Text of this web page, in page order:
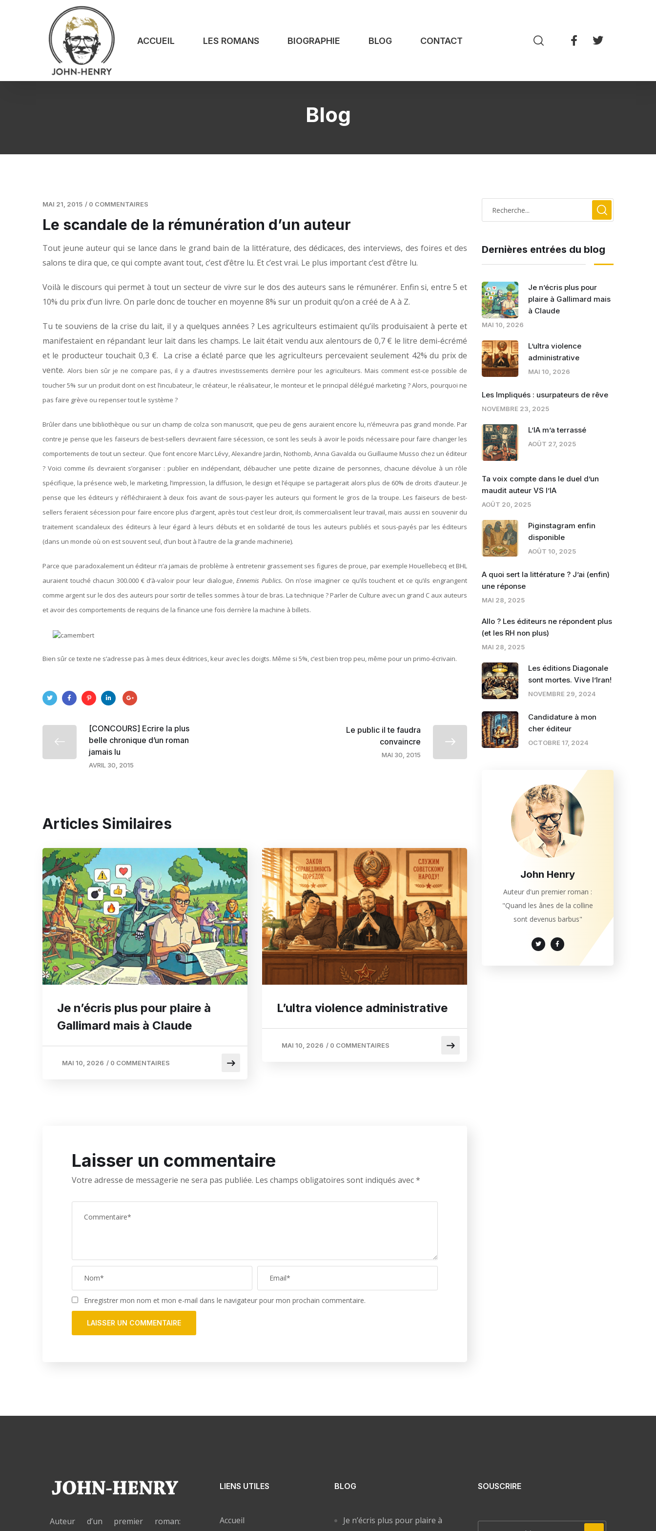
ACCUEIL LES ROMANS BIOGRAPHIE BLOG CONTACT
Blog
MAI 21, 2015 / 0 COMMENTAIRES
Le scandale de la rémunération d’un auteur
Tout jeune auteur qui se lance dans le grand bain de la littérature, des dédicaces, des interviews, des foires et des
salons te dira que, ce qui compte avant tout, c’est d’être lu. Et c’est vrai. Le plus important c’est d’être lu.
Voilà le discours qui permet à tout un secteur de vivre sur le dos des auteurs sans le rémunérer. Enfin si, entre 5 et
10% du prix d’un livre. On parle donc de toucher en moyenne 8% sur un produit qu’on a créé de A à Z.
Tu te souviens de la crise du lait, il y a quelques années ? Les agriculteurs estimaient qu’ils produisaient à perte et
manifestaient en répandant leur lait dans les champs. Le lait était vendu aux alentours de 0,7 € le litre demi-écrémé
et le producteur touchait 0,3 €. La crise a éclaté parce que les agriculteurs percevaient seulement 42% du prix de
vente.Alors bien sûr je ne compare pas, il y a d’autres investissements derrière pour les agriculteurs. Mais comment est-ce possible de
toucher 5% sur un produit dont on est l’incubateur, le créateur, le réalisateur, le monteur et le principal délégué marketing ? Alors, pourquoi ne
pas faire grève ou repenser tout le système ?
Brûler dans une bibliothèque ou sur un champ de colza son manuscrit, que peu de gens auraient encore lu, n’émeuvra pas grand monde. Par
contre je pense que les faiseurs de best-sellers devraient faire sécession, ce sont les seuls à avoir le poids nécessaire pour faire changer les
comportements de tout un secteur. Que font encore Marc Lévy, Alexandre Jardin, Nothomb, Anna Gavalda ou Guillaume Musso chez un éditeur
? Voici comme ils devraient s’organiser : publier en indépendant, débaucher une petite dizaine de personnes, chacune dévolue à un rôle
spécifique, la présence web, le marketing, l’impression, la diffusion, le design et l’équipe se partagerait alors plus de 60% de droits d’auteur. Je
pense que les éditeurs y réfléchiraient à deux fois avant de sous-payer les auteurs qui forment le gros de la troupe. Les faiseurs de best-
sellers feraient sécession pour faire encore plus d’argent, après tout c’est leur droit, ils commercialisent leur travail, mais aussi en souvenir du
traitement scandaleux des éditeurs à leur égard à leurs débuts et en solidarité de tous les auteurs publiés et sous-payés par les éditeurs
(dans un monde où on est souvent seul, d’un bout à l’autre de la grande machinerie).
Parce que paradoxalement un éditeur n’a jamais de problème à entretenir grassement ses figures de proue, par exemple Houellebecq et BHL
auraient touché chacun 300.000 € d’à-valoir pour leur dialogue,Ennemis Publics. On n’ose imaginer ce qu’ils touchent et ce qu’ils engrangent
comme argent sur le dos des auteurs pour sortir de telles sommes à tour de bras. La technique ? Parler de Culture avec un grand C aux auteurs
et avoir des comportements de requins de la finance une fois derrière la machine à billets.
Bien sûr ce texte ne s’adresse pas à mes deux éditrices, keur avec les doigts. Même si 5%, c’est bien trop peu, même pour un primo-écrivain.
[CONCOURS] Ecrire la plus
belle chronique d’un roman
jamais lu
AVRIL 30, 2015
Le public il te faudra
convaincre
MAI 30, 2015
Articles Similaires
Je n’écris plus pour plaire à
Gallimard mais à Claude
MAI 10, 2026 / 0 COMMENTAIRES
L’ultra violence administrative
MAI 10, 2026 / 0 COMMENTAIRES
Laisser un commentaire
Votre adresse de messagerie ne sera pas publiée. Les champs obligatoires sont indiqués avec*
Enregistrer mon nom et mon e-mail dans le navigateur pour mon prochain commentaire.
Dernières entrées du blog
Je n’écris plus pour
plaire à Gallimard mais
à Claude
MAI 10, 2026
L’ultra violence
administrative
MAI 10, 2026
Les Impliqués : usurpateurs de rêve
NOVEMBRE 23, 2025
L’IA m’a terrassé
AOÛT 27, 2025
Ta voix compte dans le duel d’un
maudit auteur VS l’IA
AOÛT 20, 2025
Piginstagram enfin
disponible
AOÛT 10, 2025
A quoi sert la littérature ? J’ai (enfin)
une réponse
MAI 28, 2025
Allo ? Les éditeurs ne répondent plus
(et les RH non plus)
MAI 28, 2025
Les éditions Diagonale
sont mortes. Vive l’Iran!
NOVEMBRE 29, 2024
Candidature à mon
cher éditeur
OCTOBRE 17, 2024
John Henry
Auteur d'un premier roman :
"Quand les ânes de la colline
sont devenus barbus"
Auteur d’un premier roman:
LIENS UTILES
Accueil
BLOG
Je n’écris plus pour plaire à
SOUSCRIRE